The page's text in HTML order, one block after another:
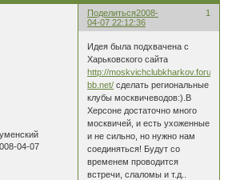
Поделиться 1
2008-
04-07 22:12:36
04-07
Идея была подхвачена с
Харьковского сайта
http://moskvichclubkharkov.forum-
bb.net/ сделать региональные
клубы москвичеводов:).В
Херсоне достаточно много
москвичей, и есть ухоженные
и не сильно, но нужно нам
соединяться! Будут со
временем проводится
встречи, слаломы и т.д..